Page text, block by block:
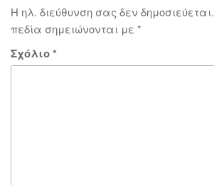
Η ηλ. διεύθυνση σας δεν δημοσιεύεται.
πεδία σημειώνονται με *
Σχόλιο*